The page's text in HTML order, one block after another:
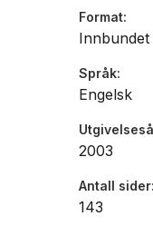
Format
Innbundet
Språk
Engelsk
2003
Antall sider
143